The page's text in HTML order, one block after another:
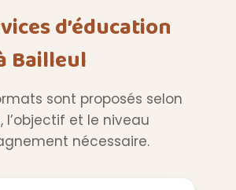
d’éducation
Bailleul
sont proposés selon
l’objectif et le niveau
nécessaire.